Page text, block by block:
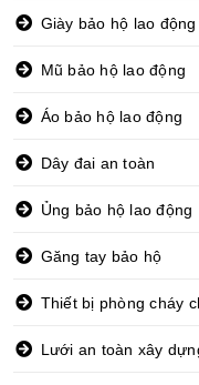
Giày bảo hộ lao động
Mũ bảo hộ lao động
Áo bảo hộ lao động
Dây đai an toàn
Ủng bảo hộ lao động
Găng tay bảo hộ
Lưới an toàn xây